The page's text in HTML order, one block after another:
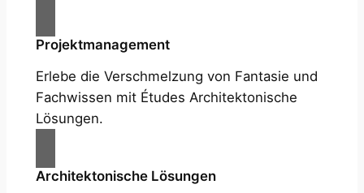
Projektmanagement
Erlebe die Verschmelzung von Fantasie und
Fachwissen mit Études Architektonische
Lösungen.
Architektonische Lösungen